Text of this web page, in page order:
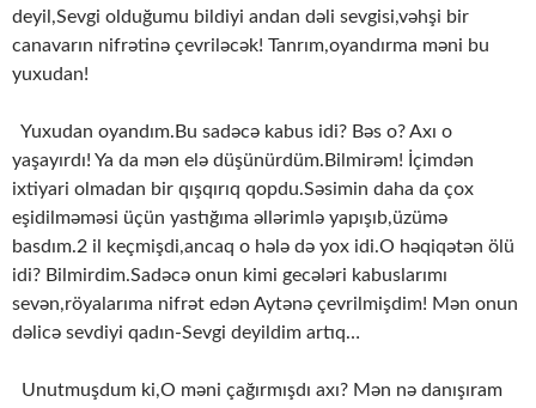
deyil,Sevgi olduğumu bildiyi andan dəli sevgisi,vəhşi bir
canavarın nifrətinə çevriləcək! Tanrım,oyandırma məni bu
yuxudan!
Yuxudan oyandım.Bu sadəcə kabus idi? Bəs o? Axı o
yaşayırdı! Ya da mən elə düşünürdüm.Bilmirəm! İçimdən
ixtiyari olmadan bir qışqırıq qopdu.Səsimin daha da çox
eşidilməməsi üçün yastığıma əllərimlə yapışıb,üzümə
basdım.2 il keçmişdi,ancaq o hələ də yox idi.O həqiqətən ölü
idi? Bilmirdim.Sadəcə onun kimi gecələri kabuslarımı
sevən,röyalarıma nifrət edən Aytənə çevrilmişdim! Mən onun
dəlicə sevdiyi qadın-Sevgi deyildim artıq…
Unutmuşdum ki,O məni çağırmışdı axı? Mən nə danışıram